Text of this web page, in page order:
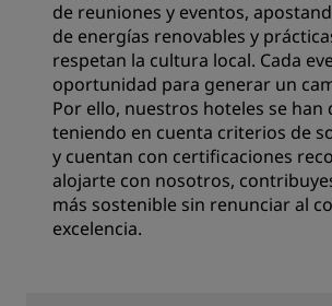
de reuniones y eventos,
de energías renovables y
respetan la cultura local. Cada
oportunidad para generar un
Por ello, nuestros hoteles se han
teniendo en cuenta criterios de
y cuentan con certificaciones
alojarte con nosotros,
más sostenible sin renunciar al
excelencia.